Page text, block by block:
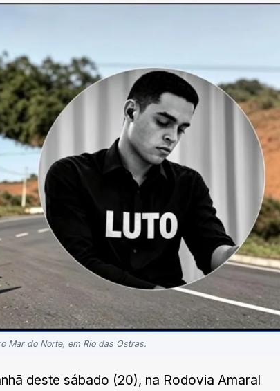
Mar do Norte, em Rio das Ostras.
deste sábado (20), na Rodovia Amaral